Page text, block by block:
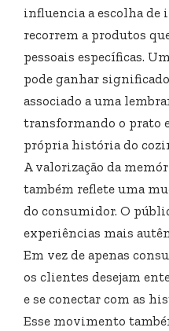
influencia a escolha
recorrem a produtos
pessoais específicas.
pode ganhar
associado a uma
transformando o prato
própria história do
A valorização da
também reflete uma
do consumidor. O
experiências mais
Em vez de apenas
os clientes desejam
e se conectar com as
Esse movimento